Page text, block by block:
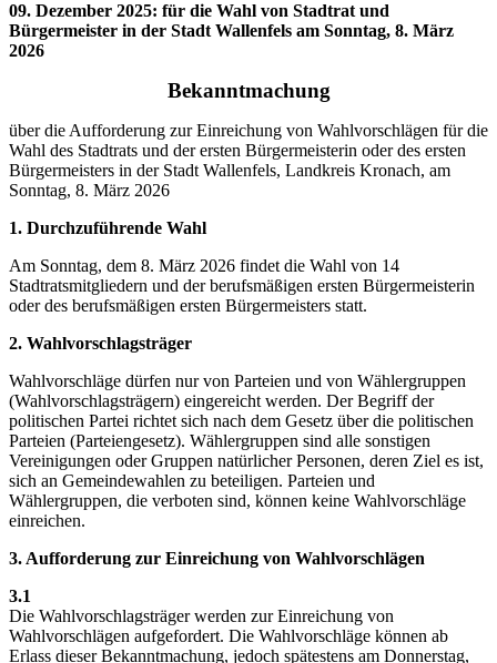
09. Dezember 2025: für die Wahl von Stadtrat und
Bürgermeister in der Stadt Wallenfels am Sonntag, 8. März
2026
Bekanntmachung
über die Aufforderung zur Einreichung von Wahlvorschlägen für die
Wahl des Stadtrats und der ersten Bürgermeisterin oder des ersten
Bürgermeisters in der Stadt Wallenfels, Landkreis Kronach, am
Sonntag, 8. März 2026
1. Durchzuführende Wahl
Am Sonntag, dem 8. März 2026 findet die Wahl von 14
Stadtratsmitgliedern und der berufsmäßigen ersten Bürgermeisterin
oder des berufsmäßigen ersten Bürgermeisters statt.
2. Wahlvorschlagsträger
Wahlvorschläge dürfen nur von Parteien und von Wählergruppen
(Wahlvorschlagsträgern) eingereicht werden. Der Begriff der
politischen Partei richtet sich nach dem Gesetz über die politischen
Parteien (Parteiengesetz). Wählergruppen sind alle sonstigen
Vereinigungen oder Gruppen natürlicher Personen, deren Ziel es ist,
sich an Gemeindewahlen zu beteiligen. Parteien und
Wählergruppen, die verboten sind, können keine Wahlvorschläge
einreichen.
3. Aufforderung zur Einreichung von Wahlvorschlägen
3.1
Die Wahlvorschlagsträger werden zur Einreichung von
Wahlvorschlägen aufgefordert. Die Wahlvorschläge können ab
Erlass dieser Bekanntmachung, jedoch spätestens am Donnerstag,